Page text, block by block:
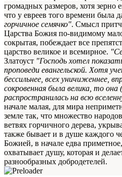
громадных размеров, хотя зерно
что у евреев того времени была
горчичное семячко". Смысл
Царства Божия по-видимому
сокрытая, побеждает все
царство великое и всемирное.
Златоуст "Господь хотел
проповеди евангельской. Хотя
бессильнее, всех уничиженнее,
сокровенная была велика, то она
распространилась на всю
начале малая, для мира
земле так, что множество
ветвях горчичного дерева,
также бывает и в душе каждого
Божией, в начале едва
охватывает душу, которая и
разнообразных добродетелей.